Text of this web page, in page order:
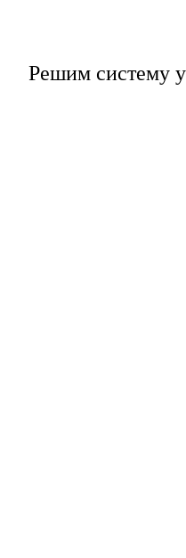
Решим систему